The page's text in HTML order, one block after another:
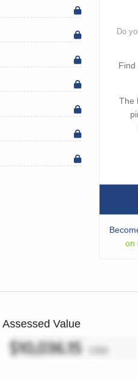
Do
Find
The
on
Assessed Value